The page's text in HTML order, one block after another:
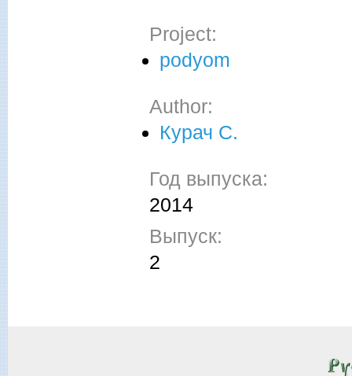
Project:
podyom
Author:
Курач С.
Год выпуска:
2014
Выпуск:
2